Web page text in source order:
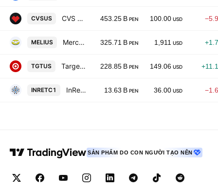
CVSUS CVS Health Corporation 453.25 B PEN 100.00 USD
MELIUS MercadoLibre, Inc. 325.71 B PEN 1,911 USD
TGTUS Target Corporation 228.85 B PEN 149.06 USD
INRETC1 InRetail Peru Corp. 13.63 B PEN 36.00 USD
SẢN PHẨM DO CON NGƯỜI TẠO NÊN